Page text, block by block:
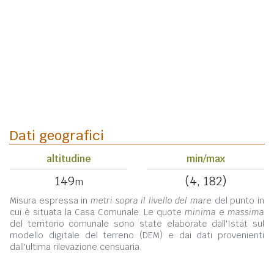
Dati geografici
altitudine
149m
min/max
(4, 182)
Misura espressa in metri sopra il livello del mare del punto in
cui è situata la Casa Comunale. Le quote minima e massima
del territorio comunale sono state elaborate dall'Istat sul
modello digitale del terreno (DEM) e dai dati provenienti
dall'ultima rilevazione censuaria.